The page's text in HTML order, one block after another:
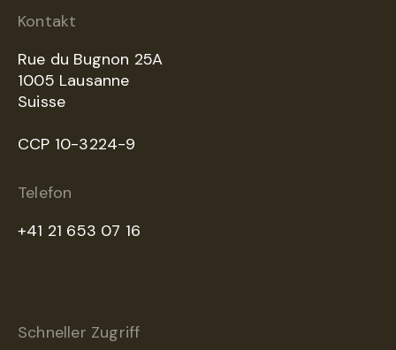
Kontakt
Rue du Bugnon 25A
1005 Lausanne
Suisse
CCP 10-3224-9
Telefon
+41 21 653 07 16
Schneller Zugriff